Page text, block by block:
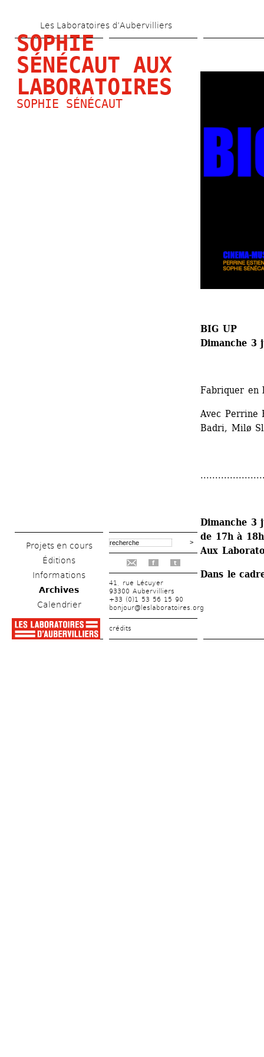
au
contenu
principal
Les Laboratoires d’Aubervilliers
SOPHIE
SÉNÉCAUT AUX
LABORATOIRES
SOPHIE SÉNÉCAUT
Projets en cours
Éditions
Informations
Archives
Calendrier
f t
41, rue Lécuyer
93300 Aubervilliers
+33 (0)1 53 56 15 90
bonjour@leslaboratoires.org
crédits
BIG UP
Dimanche 3
Fabriquer en
Avec Perrine
Badri, Milø
Dimanche 3
de 17h à 18h
Aux
Dans le